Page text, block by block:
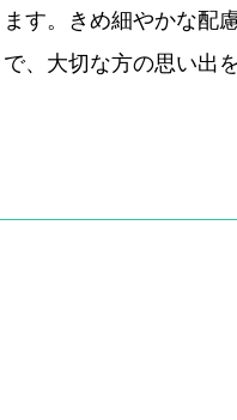
ます。きめ細やかな配
で、大切な方の思い出